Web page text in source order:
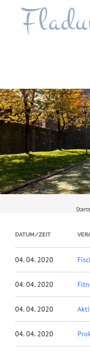
DATUM/ZEIT
04. 04. 2020
04. 04. 2020
04. 04. 2020
04. 04. 2020